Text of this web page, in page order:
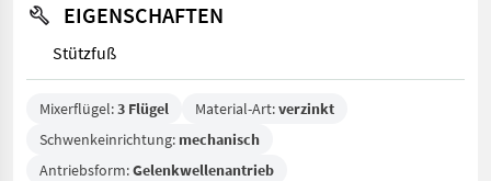
EIGENSCHAFTEN
Stützfuß
Mixerflügel:3 Flügel Material-Art:verzinkt
Schwenkeinrichtung: mechanisch
Antriebsform:Gelenkwellenantrieb